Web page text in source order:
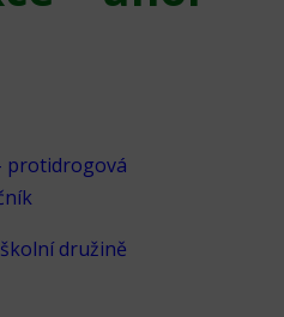
protidrogová
družině